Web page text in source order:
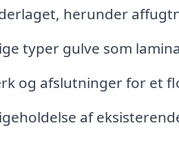
herunder
typer gulve som
og afslutninger for et
af